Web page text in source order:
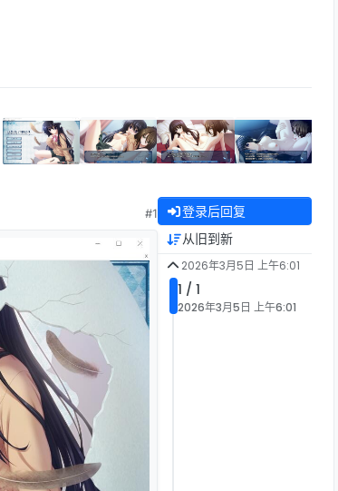
#1 登录后回复
从旧到新
2026年3月5日 上午6:01
1 / 1
2026年3月5日 上午6:01